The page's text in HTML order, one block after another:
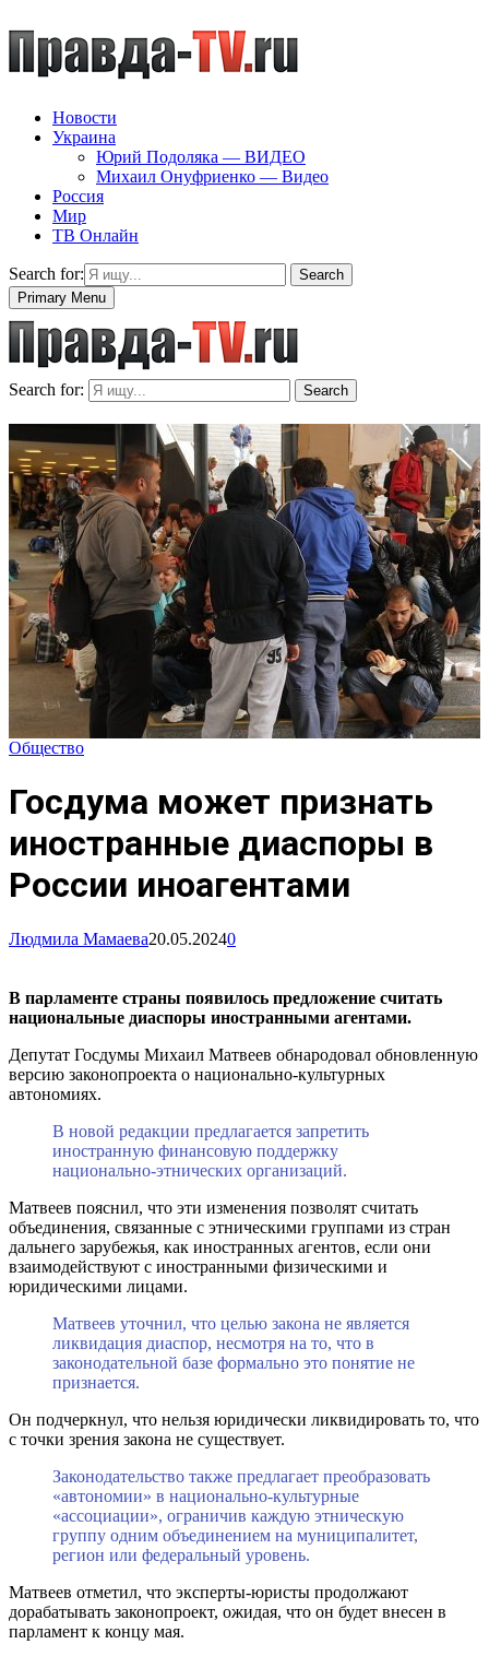
Новости
Украина
Юрий Подоляка — ВИДЕО
Михаил Онуфриенко — Видео
Россия
Мир
ТВ Онлайн
Search for:
Search
Primary Menu
Search for: Search
Общество
Госдума может признать
иностранные диаспоры в
России иноагентами
Людмила Мамаева20.05.20240
В парламенте страны появилось предложение считать
национальные диаспоры иностранными агентами.
Депутат Госдумы Михаил Матвеев обнародовал обновленную
версию законопроекта о национально-культурных
автономиях.
В новой редакции предлагается запретить
иностранную финансовую поддержку
национально-этнических организаций.
Матвеев пояснил, что эти изменения позволят считать
объединения, связанные с этническими группами из стран
дальнего зарубежья, как иностранных агентов, если они
взаимодействуют с иностранными физическими и
юридическими лицами.
Матвеев уточнил, что целью закона не является
ликвидация диаспор, несмотря на то, что в
законодательной базе формально это понятие не
признается.
Он подчеркнул, что нельзя юридически ликвидировать то, что
с точки зрения закона не существует.
Законодательство также предлагает преобразовать
«автономии» в национально-культурные
«ассоциации», ограничив каждую этническую
группу одним объединением на муниципалитет,
регион или федеральный уровень.
Матвеев отметил, что эксперты-юристы продолжают
дорабатывать законопроект, ожидая, что он будет внесен в
парламент к концу мая.